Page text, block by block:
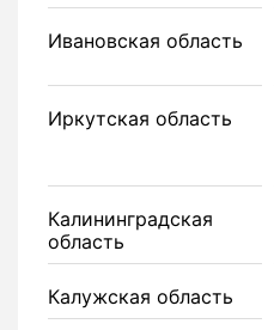
Ивановская область
Иркутская область
Калининградская
область
Калужская область